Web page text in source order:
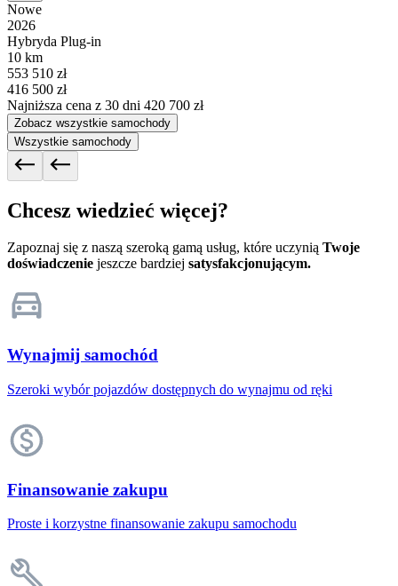
Nowe
2026
Hybryda Plug-in
10 km
553 510 zł
416 500 zł
Najniższa cena z 30 dni 420 700 zł
Zobacz wszystkie samochody
Wszystkie samochody
Chcesz wiedzieć więcej?
Zapoznaj się z naszą szeroką gamą usług, które uczynią Twoje
doświadczenie jeszcze bardziej satysfakcjonującym.
Wynajmij samochód
Szeroki wybór pojazdów dostępnych do wynajmu od ręki
Finansowanie zakupu
Proste i korzystne finansowanie zakupu samochodu